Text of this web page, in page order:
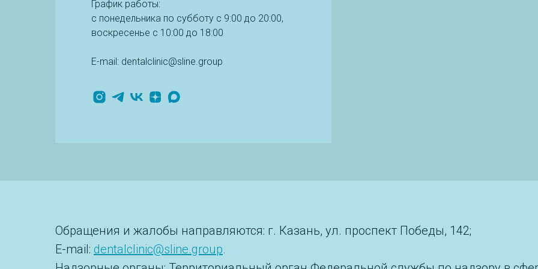
График работы:
с понедельника по субботу с 9:00 до 20:00,
воскресенье с 10:00 до 18:00
E-mail: dentalclinic@sline.group
Обращения и жалобы направляются: г. Казань, ул. проспект Победы, 142;
E-mail: dentalclinic@sline.group.